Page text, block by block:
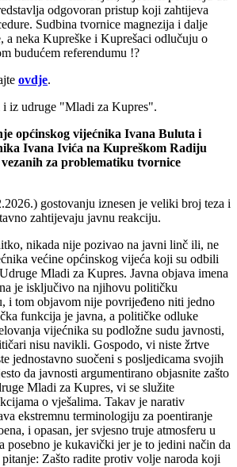
odgovoran pristup koji zahtijeva
Sudbina tvornice magnezija i dalje
a neka Kupreške i Kuprešaci odlučuju o
budućem referendumu !?
ovdje.
i iz udruge "Mladi za Kupres".
općinskog vijećnika Ivana Buluta i
Ivana Ivića na Kupreškom Radiju
za problematiku tvornice
gostovanju iznesen je veliki broj teza i
zahtijevaju javnu reakciju.
nikada nije pozivao na javni linč ili, ne
većine općinskog vijeća koji su odbili
Mladi za Kupres. Javna objava imena
je isključivo na njihovu političku
i tom objavom nije povrijeđeno niti jedno
funkcija je javna, a političke odluke
vijećnika su podložne sudu javnosti,
nisu navikli. Gospodo, vi niste žrtve
jednostavno suočeni s posljedicama svojih
da javnosti argumentirano objasnite zašto
Mladi za Kupres, vi se služite
o vješalima. Takav je narativ
ekstremnu terminologiju za poentiranje
i opasan, jer svjesno truje atmosferu u
posebno je kukavički jer je to jedini način da
Zašto radite protiv volje naroda koji